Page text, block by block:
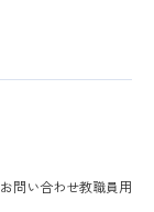
お問い合わせ教職員用